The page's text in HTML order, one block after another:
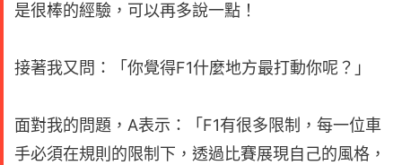
是很棒的經驗，可以再多說一點！
接著我又問：「你覺得F1什麼地方最打動你呢？」
面對我的問題，A表示：「F1有很多限制，每一位車
手必須在規則的限制下，透過比賽展現自己的風格，